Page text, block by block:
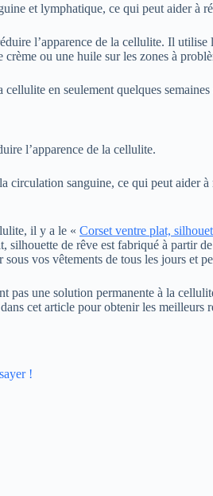
et lymphatique, ce qui peut aider à
l’apparence de la cellulite. Il
ou une huile sur les zones à
en seulement quelques
l’apparence de la cellulite.
circulation sanguine, ce qui peut aider
il y a le « Corset ventre plat,
silhouette de rêve est fabriqué à partir
vos vêtements de tous les jours et
pas une solution permanente à la
cet article pour obtenir les meilleurs
!